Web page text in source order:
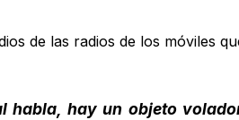
de las radios de los móviles
habla, hay un objeto